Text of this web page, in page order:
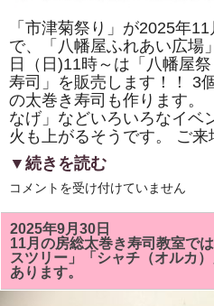
「市津菊祭り」が2025年
で、「八幡屋ふれあい広場
日（日)11時～は「八幡屋
寿司」を販売します！！ 3
の太巻き寿司も作ります。
なげ」などいろいろなイベ
火も上がるそうです。 ご
▼続きを読む
2025
11
月
9
日
（日)
の
「市
コメントを受け付けていません
2025年9月30日
11月の房総太巻き寿司教室で
スツリー」「シャチ（オルカ
あります。